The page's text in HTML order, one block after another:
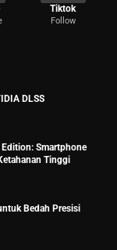
Tiktok
Follow
DLSS
Smartphone
Tinggi
Bedah Presisi